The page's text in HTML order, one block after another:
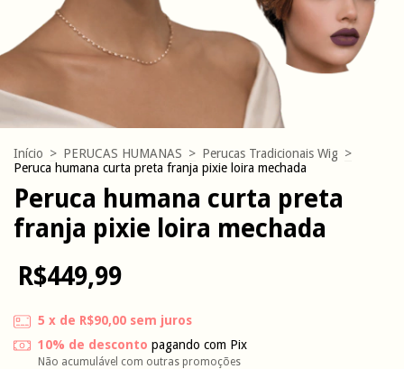
Início > PERUCAS HUMANAS > Perucas Tradicionais Wig >
Peruca humana curta preta franja pixie loira mechada
Peruca humana curta preta
franja pixie loira mechada
R$449,99
5 x de R$90,00 sem juros
10% de desconto pagando com Pix
Não acumulável com outras promoções